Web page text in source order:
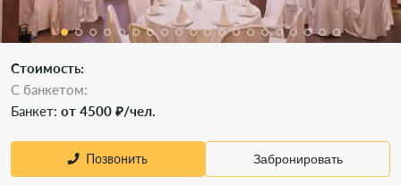
Стоимость:
С банкетом:
Банкет: от 4500 ₽/чел.
Позвонить Забронировать